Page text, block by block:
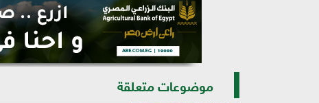
موضوعات متعلقة